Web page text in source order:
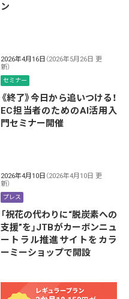
ン
2026年4月16日 （2026年5月26日 更
新）
セミナー
《終了》今日から追いつける！
EC担当者のためのAI活用入
門セミナー開催
2026年4月10日 （2026年4月10日 更
新）
プレス
「祝花の代わりに“脱炭素への
支援”を」JTBがカーボンニュ
ートラル推進サイトをカラ
ーミーショップで開設